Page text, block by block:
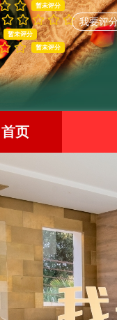
暂未评分
暂未评分
暂未评分
我要评
首页